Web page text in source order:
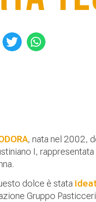
, nata nel 2002,
I,
dolce è stata
Gruppo